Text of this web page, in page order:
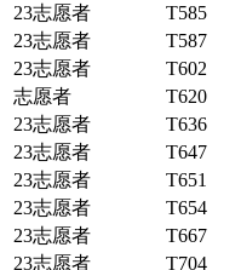
23志愿者
T585
23志愿者
T587
23志愿者
T602
志愿者
T620
23志愿者
T636
23志愿者
T647
23志愿者
T651
23志愿者
T654
23志愿者
T667
23志愿者
T704